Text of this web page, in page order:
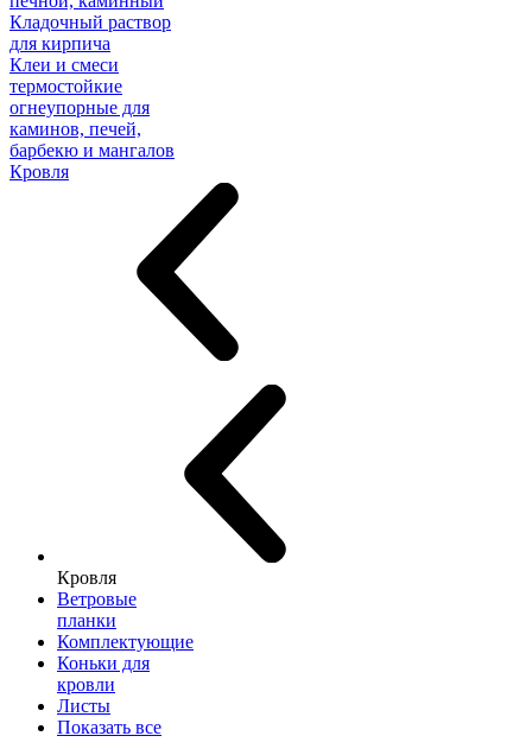
Кладочный раствор
для кирпича
Клеи и смеси
термостойкие
огнеупорные для
каминов, печей,
барбекю и мангалов
Кровля
Кровля
Ветровые
планки
Комплектующие
Коньки для
кровли
Листы
Показать все